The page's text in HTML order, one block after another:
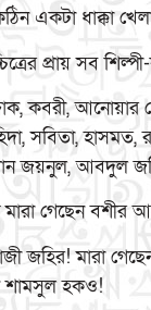
একটা ধাক্কা
প্রায় সব
কবরী,
সবিতা,
জয়নুল, আবদুল
গেছেন বশীর
জহির! মারা
শামসুল হকও!